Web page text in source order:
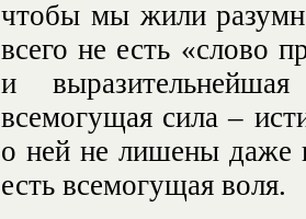
чтобы мы жили
всего не есть «слово
и
всемогущая сила –
о ней не лишены даже
есть всемогущая воля.